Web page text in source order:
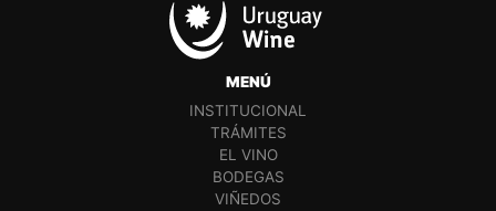
MENÚ
INSTITUCIONAL
TRÁMITES
EL VINO
BODEGAS
VIÑEDOS